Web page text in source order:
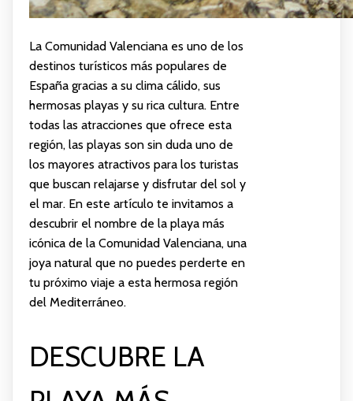
La Comunidad Valenciana es uno de los
destinos turísticos más populares de
España gracias a su clima cálido, sus
hermosas playas y su rica cultura. Entre
todas las atracciones que ofrece esta
región, las playas son sin duda uno de
los mayores atractivos para los turistas
que buscan relajarse y disfrutar del sol y
el mar. En este artículo te invitamos a
descubrir el nombre de la playa más
icónica de la Comunidad Valenciana, una
joya natural que no puedes perderte en
tu próximo viaje a esta hermosa región
del Mediterráneo.
DESCUBRE LA